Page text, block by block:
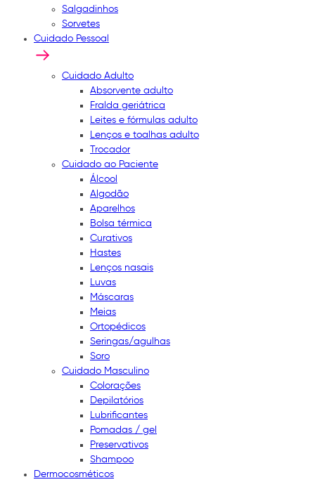
Salgadinhos
Sorvetes
Cuidado Pessoal
Cuidado Adulto
Absorvente adulto
Fralda geriátrica
Leites e fórmulas adulto
Lenços e toalhas adulto
Trocador
Cuidado ao Paciente
Álcool
Algodão
Aparelhos
Bolsa térmica
Curativos
Hastes
Lenços nasais
Luvas
Máscaras
Meias
Ortopédicos
Seringas/agulhas
Soro
Cuidado Masculino
Colorações
Depilatórios
Lubrificantes
Pomadas / gel
Preservativos
Shampoo
Dermocosméticos